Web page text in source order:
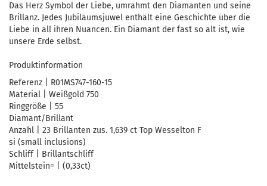
Das Herz Symbol der Liebe, umrahmt den Diamanten und seine
Brillanz. Jedes Jubiläumsjuwel enthält eine Geschichte über die
Liebe in all ihren Nuancen. Ein Diamant der fast so alt ist, wie
unsere Erde selbst.
Produktinformation
Referenz | R01MS747-160-15
Material | Weißgold 750
Ringgröße | 55
Diamant/Brillant
Anzahl | 23 Brillanten zus. 1,639 ct Top Wesselton F
si (small inclusions)
Schliff | Brillantschliff
Mittelstein= | (0,33ct)